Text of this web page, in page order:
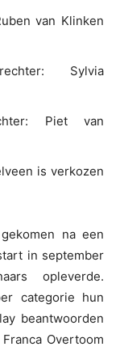
van Klinken
Sylvia
Piet van
is verkozen
na een
in september
opleverde.
categorie hun
beantwoorden
Overtoom